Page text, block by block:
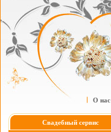
О нас
Свадебный сервис